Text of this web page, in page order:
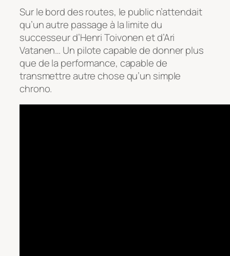
Sur le bord des routes, le public n’attendait
qu’un autre passage à la limite du
successeur d’Henri Toivonen et d’Ari
Vatanen… Un pilote capable de donner plus
que de la performance, capable de
transmettre autre chose qu’un simple
chrono.